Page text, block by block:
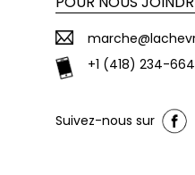
+1 (418) 234-
Suivez-nous sur